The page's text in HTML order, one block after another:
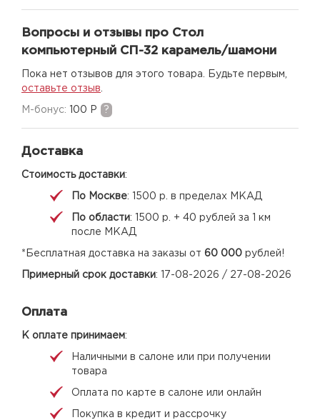
Вопросы и отзывы про Стол
компьютерный СП-32 карамель/шамони
Пока нет отзывов для этого товара. Будьте первым,
оставьте отзыв
M-бонус: 100 Р ?
Доставка
Стоимость доставки:
По Москве: 1500 р. в пределах МКАД
По области: 1500 р. + 40 рублей за 1 км
после МКАД
*Бесплатная доставка на заказы от 60 000 рублей!
Примерный срок доставки: 17-08-2026 / 27-08-2026
Оплата
К оплате принимаем:
Наличными в салоне или при получении
товара
Оплата по карте в салоне или онлайн
Покупка в кредит и рассрочку